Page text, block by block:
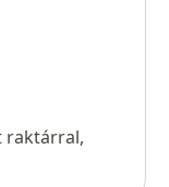
raktárral,